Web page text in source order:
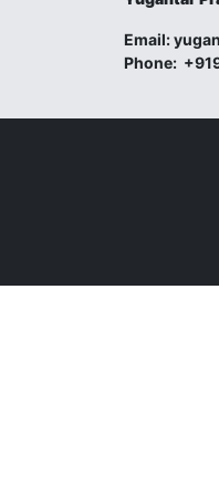
Email:
Phone: